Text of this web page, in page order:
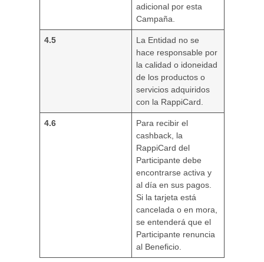
adicional por esta
Campaña.
4.5
La Entidad no se
hace responsable por
la calidad o idoneidad
de los productos o
servicios adquiridos
con la RappiCard.
4.6
Para recibir el
cashback, la
RappiCard del
Participante debe
encontrarse activa y
al día en sus pagos.
Si la tarjeta está
cancelada o en mora,
se entenderá que el
Participante renuncia
al Beneficio.